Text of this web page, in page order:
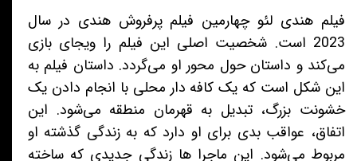
فیلم هندی لئو چهارمین فیلم پرفروش هندی در سال
2023 است. شخصیت اصلی این فیلم را ویجای بازی
می‌کند و داستان حول محور او می‌گردد. داستان فیلم به
این شکل است که یک کافه دار محلی با انجام دادن یک
خشونت بزرگ، تبدیل به قهرمان منطقه می‌شود. این
اتفاق، عواقب بدی برای او دارد که به زندگی گذشته او
مربوط می‌شود. این ماجرا ها زندگی جدیدی که ساخته